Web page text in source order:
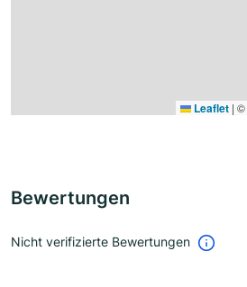
Leaflet | ©
Bewertungen
Nicht verifizierte Bewertungen